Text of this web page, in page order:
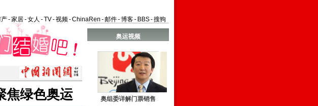
产-家居-女人 -TV-视频-ChinaRen -邮件-博客- BBS-搜狗
焦绿色奥运
奥运视频
奥组委详解门票销售